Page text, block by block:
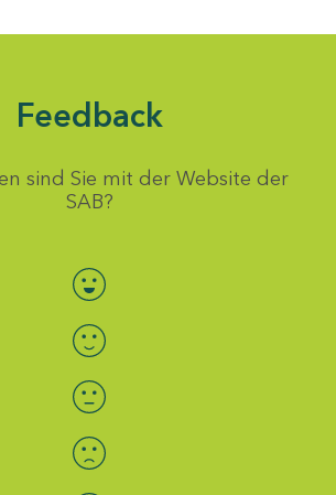
Feedback
sind Sie mit der Website der
SAB?
Bewertung auswählen